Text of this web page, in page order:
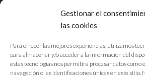
Gestionar el
las cookies
Para ofrecer las mejores experiencias, utilizamos
para almacenar y/o acceder a la información del
estas tecnologías nos permitirá procesar datos como
navegación o las identificaciones únicas en este sitio.